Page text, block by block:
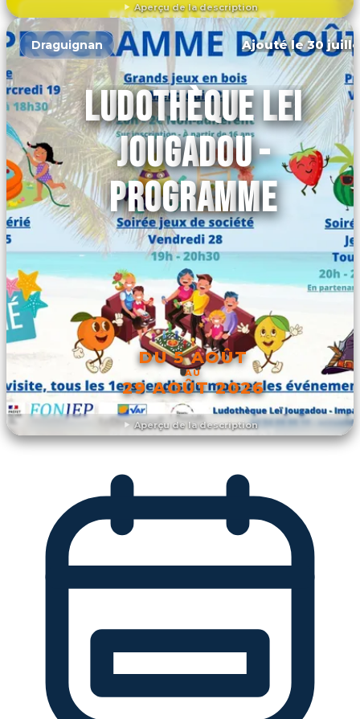
Aperçu de la description
DÉCOUVRIR L'ÉVÉNEMENT
Aperçu de la description
Draguignan Ajouté le 30
LUDOTHÈQUE LEI
JOUGADOU -
PROGRAMME
DU 5 AOÛT
AU
29 AOÛT 2026
DÉCOUVRIR L'ÉVÉNEMENT